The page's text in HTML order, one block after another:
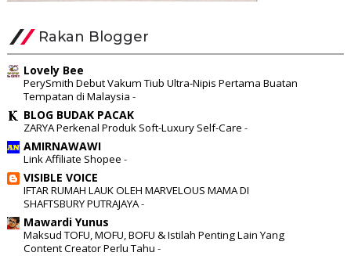
Rakan Blogger
Lovely Bee
PerySmith Debut Vakum Tiub Ultra-Nipis Pertama Buatan
Tempatan di Malaysia -
BLOG BUDAK PACAK
ZARYA Perkenal Produk Soft-Luxury Self-Care -
AMIRNAWAWI
Link Affiliate Shopee -
VISIBLE VOICE
IFTAR RUMAH LAUK OLEH MARVELOUS MAMA DI
SHAFTSBURY PUTRAJAYA-
Mawardi Yunus
Maksud TOFU, MOFU, BOFU & Istilah Penting Lain Yang
Content Creator Perlu Tahu -